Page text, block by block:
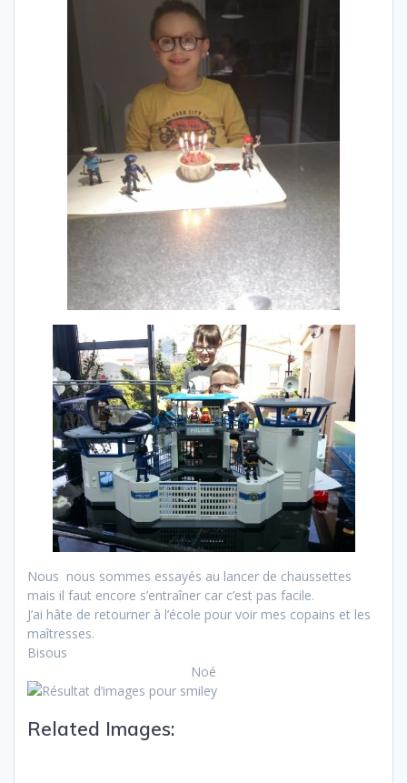
Nous nous sommes essayés au lancer de chaussettes
mais il faut encore s’entraîner car c’est pas facile.
J’ai hâte de retourner à l’école pour voir mes copains et les
maîtresses.
Bisous
Noé
Related Images: